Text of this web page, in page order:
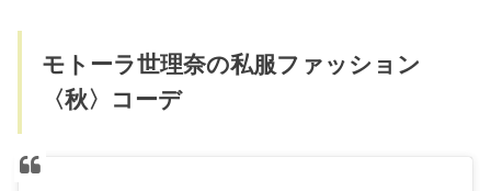
モトーラ世理奈の私服ファッション
〈秋〉コーデ